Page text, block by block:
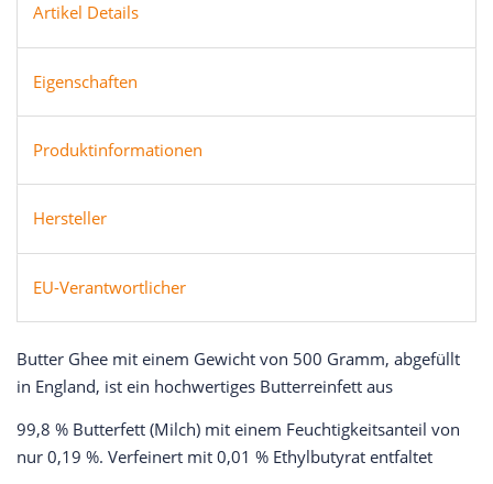
Artikel Details
Eigenschaften
Produktinformationen
Hersteller
EU-Verantwortlicher
Butter Ghee mit einem Gewicht von 500 Gramm, abgefüllt
in England, ist ein hochwertiges Butterreinfett aus
99,8 % Butterfett (Milch) mit einem Feuchtigkeitsanteil von
nur 0,19 %. Verfeinert mit 0,01 % Ethylbutyrat entfaltet